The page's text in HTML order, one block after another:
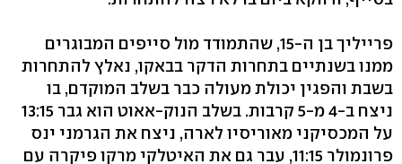
פרייליך בן ה-15, שהתמודד מול סייפים המבוגרים
ממנו בשנתיים בתחרות הדקר בבאקו, נאלץ להתחרות
בשבת והפגין יכולת מעולה כבר בשלב המוקדם, בו
ניצח ב-4 מ-5 קרבות. בשלב הנוק-אאוט הוא גבר 13:15
על המכסיקני מאוריסיו לארה, ניצח את הגרמני ינס
פרונמולר 11:15, עבר גם את האיטלקי מרקו פיקרה עם